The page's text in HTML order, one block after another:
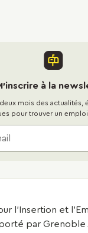
à la
mois des actualités,
pour trouver un
l’Insertion et
par